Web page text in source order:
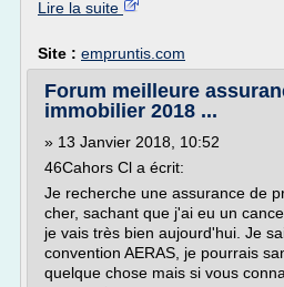
Lire la suite
Site : empruntis.com
Forum meilleure
immobilier 2018 ...
» 13 Janvier 2018, 10:52
46Cahors Cl a écrit:
Je recherche une assurance de
cher, sachant que j'ai eu un
je vais très bien aujourd'hui. Je
convention AERAS, je pourrais
quelque chose mais si vous